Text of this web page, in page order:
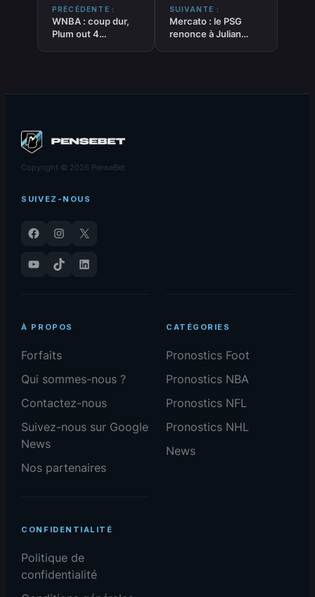
PRÉCÉDENTE :
WNBA : coup dur,
Plum out 4
SUIVANTE :
Mercato : le PSG
renonce à Julian
Copyright © 2026 PenseBet
SUIVEZ-NOUS
Facebook Instagram
X
YouTube
TikTok LinkedIn
À PROPOS
Forfaits
Qui sommes-nous ?
Contactez-nous
Suivez-nous sur Google
News
Nos partenaires
CATÉGORIES
Pronostics Foot
Pronostics NBA
Pronostics NFL
Pronostics NHL
News
CONFIDENTIALITÉ
Politique de
confidentialité